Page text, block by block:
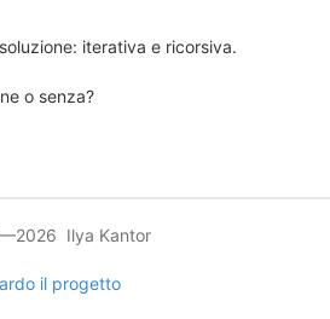
iterativa e ricorsiva.
o senza?
Ilya Kantor
il progetto